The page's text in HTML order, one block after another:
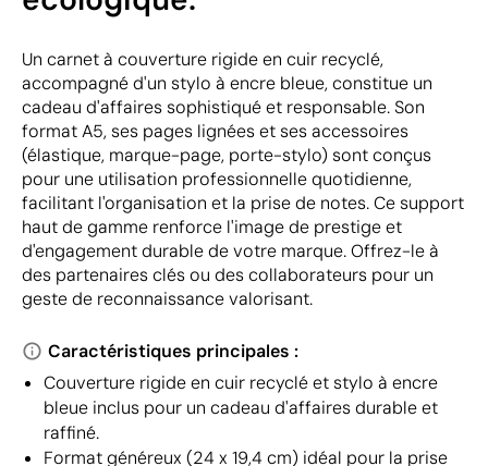
Un carnet à couverture rigide en cuir recyclé,
accompagné d'un stylo à encre bleue, constitue un
cadeau d'affaires sophistiqué et responsable. Son
format A5, ses pages lignées et ses accessoires
(élastique, marque-page, porte-stylo) sont conçus
pour une utilisation professionnelle quotidienne,
facilitant l'organisation et la prise de notes. Ce support
haut de gamme renforce l'image de prestige et
d'engagement durable de votre marque. Offrez-le à
des partenaires clés ou des collaborateurs pour un
geste de reconnaissance valorisant.
Caractéristiques principales :
Couverture rigide en cuir recyclé et stylo à encre
bleue inclus pour un cadeau d'affaires durable et
raffiné.
Format généreux (24 x 19,4 cm) idéal pour la prise